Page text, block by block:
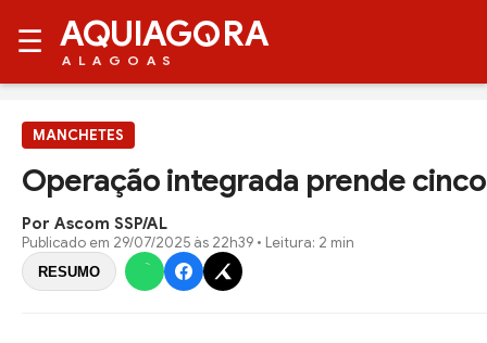
☰ AQUIAG RA
ALAGOAS
MANCHETES
Operação integrada prende
Por Ascom SSP/AL
Publicado em 29/07/2025 às 22h39 • Leitura: 2 min
RESUMO